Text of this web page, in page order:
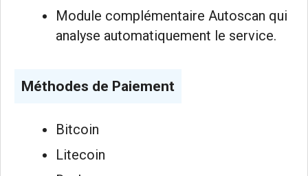
Module complémentaire Autoscan qui
analyse automatiquement le service.
Méthodes de Paiement
Bitcoin
Litecoin